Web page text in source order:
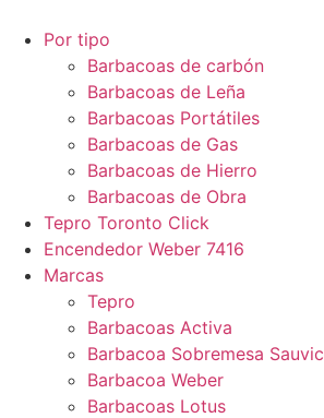
Por tipo
Barbacoas de carbón
Barbacoas de Leña
Barbacoas Portátiles
Barbacoas de Gas
Barbacoas de Hierro
Barbacoas de Obra
Tepro Toronto Click
Encendedor Weber 7416
Marcas
Tepro
Barbacoas Activa
Barbacoa Sobremesa Sauvic
Barbacoa Weber
Barbacoas Lotus